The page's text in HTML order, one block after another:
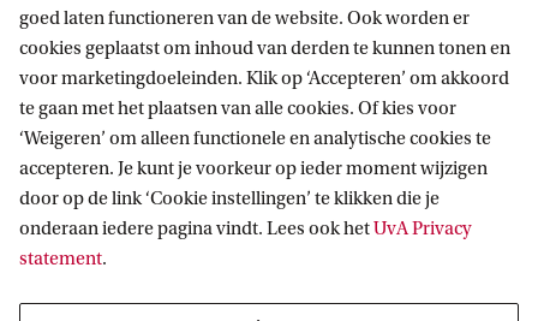
Informatie voor
Bachelorstudiekiezers
Masterstudiekiezers
UvA-studenten
Medewerkers
Journalisten
Alumni
Direct naar
Webmail
Bibliotheek
Vacatures
Huisstijl
Contact
UvA op social media
goed laten functioneren van de website. Ook worden er
cookies geplaatst om inhoud van derden te kunnen tonen en
voor marketingdoeleinden. Klik op ‘Accepteren’ om akkoord
te gaan met het plaatsen van alle cookies. Of kies voor
‘Weigeren’ om alleen functionele en analytische cookies te
accepteren. Je kunt je voorkeur op ieder moment wijzigen
door op de link ‘Cookie instellingen’ te klikken die je
onderaan iedere pagina vindt. Lees ook hetUvA Privacy
statement.